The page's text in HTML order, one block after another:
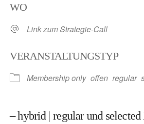
WO
Link zum Strategie-Call
VERANSTALTUNGSTYP
Membership only offen regular
– hybrid | regular und